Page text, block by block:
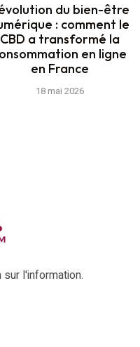
du bien-être
: comment le
CBD a transformé la
en ligne
en France
18 mai 2026
l'information.